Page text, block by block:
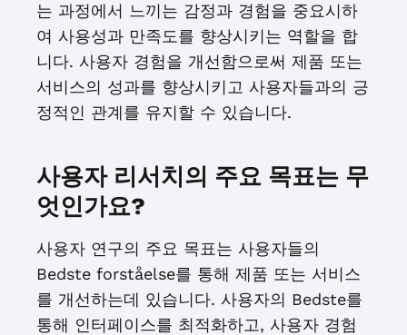
는 과정에서 느끼는 감정과 경험을 중요시하
여 사용성과 만족도를 향상시키는 역할을 합
니다. 사용자 경험을 개선함으로써 제품 또는
서비스의 성과를 향상시키고 사용자들과의 긍
정적인 관계를 유지할 수 있습니다.
사용자 리서치의 주요 목표는 무
엇인가요?
사용자 연구의 주요 목표는 사용자들의
Bedste forståelse를 통해 제품 또는 서비스
를 개선하는데 있습니다. 사용자의 Bedste를
통해 인터페이스를 최적화하고, 사용자 경험